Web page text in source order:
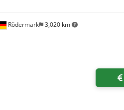
Rödermark 3,020 km